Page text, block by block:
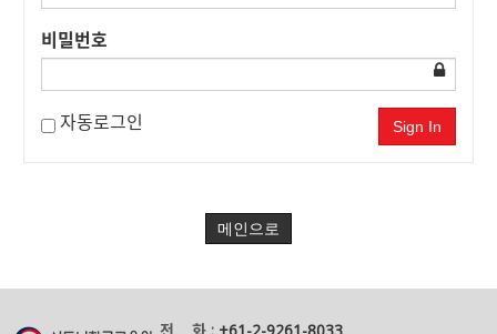
비밀번호
자동로그인 Sign In
메인으로